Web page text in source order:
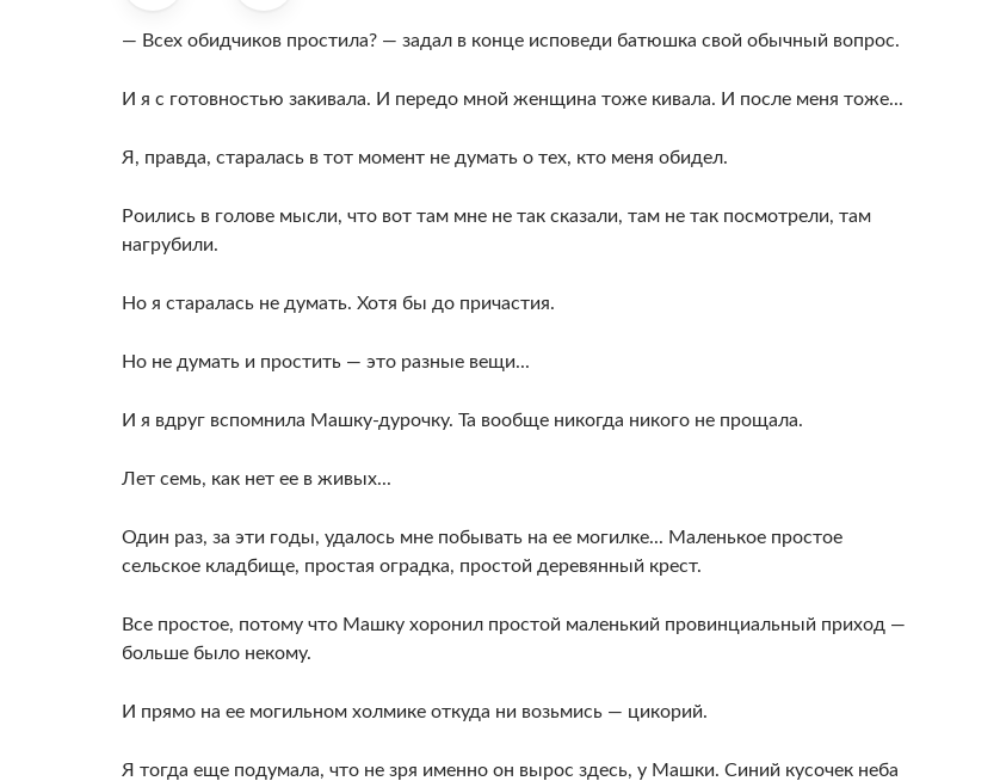
— Всех обидчиков простила? — задал в конце исповеди батюшка свой обычный вопрос.
И я с готовностью закивала. И передо мной женщина тоже кивала. И после меня тоже...
Я, правда, старалась в тот момент не думать о тех, кто меня обидел.
Роились в голове мысли, что вот там мне не так сказали, там не так посмотрели, там
нагрубили.
Но я старалась не думать. Хотя бы до причастия.
Но не думать и простить — это разные вещи...
И я вдруг вспомнила Машку-дурочку. Та вообще никогда никого не прощала.
Лет семь, как нет ее в живых...
Один раз, за эти годы, удалось мне побывать на ее могилке... Маленькое простое
сельское кладбище, простая оградка, простой деревянный крест.
Все простое, потому что Машку хоронил простой маленький провинциальный приход —
больше было некому.
И прямо на ее могильном холмике откуда ни возьмись — цикорий.
Я тогда еще подумала, что не зря именно он вырос здесь, у Машки. Синий кусочек неба